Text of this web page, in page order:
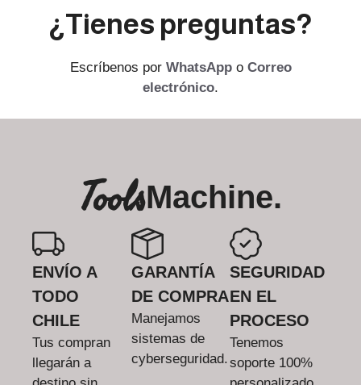
¿Tienes preguntas?
Escríbenos por WhatsAppo Correo
electrónico.
ToolsMachine.
ENVÍO A
TODO
CHILE
Tus compran
llegarán a
GARANTÍA
DE COMPRA
Manejamos
sistemas de
cyberseguridad.
SEGURIDAD
EN EL
PROCESO
Tenemos
soporte 100%